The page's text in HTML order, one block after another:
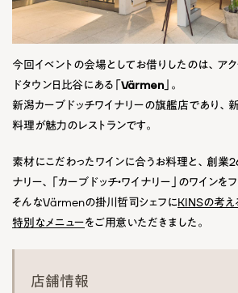
今回イベントの会場としてお借りしたのは、ア
ドタウン日比谷にある「Värmen」。
新潟カーブドッチワイナリーの旗艦店であり、
料理が魅力のレストランです。
素材にこだわったワインに合うお料理と、創業
ナリー、「カーブドッチ・ワイナリー」のワインを
そんなVärmenの掛川哲司シェフにKINSの考え
特別なメニューをご用意いただきました。
店舗情報